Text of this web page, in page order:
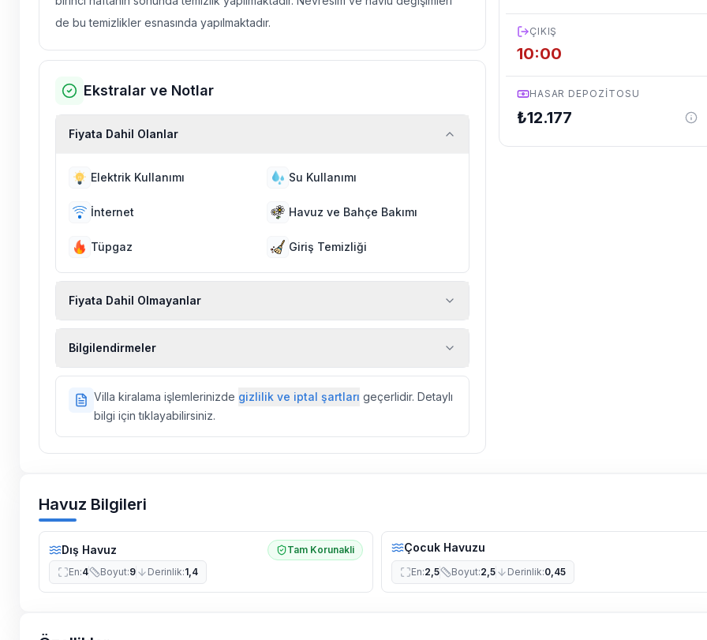
de bu temizlikler esnasında yapılmaktadır.
Ekstralar ve Notlar
Fiyata Dahil Olanlar
Elektrik Kullanımı Su Kullanımı
İnternet Havuz ve Bahçe Bakımı
Tüpgaz Giriş Temizliği
Fiyata Dahil Olmayanlar
Bilgilendirmeler
ilaçlama yapılmaktadır. Buna rağmen çevrede kelebek, böcek, sinek
vs. bulunma ihtimali vardır.
Villalarımızın bulunmuş olduğu bölgelerde dönemsel olarak altyapı
Villa kiralama işlemlerinizde gizlilik ve iptal şartları geçerlidir. Detaylı
bilgi için tıklayabilirsiniz.
ÇIKIŞ
10:00
HASAR DEPOZITOSU
₺12.177
Havuz Bilgileri
Dış Havuz
Tam Korunakli
En:4 Boyut:9 Derinlik:1,4
Çocuk Havuzu
En:2,5 Boyut:2,5 Derinlik:0,45